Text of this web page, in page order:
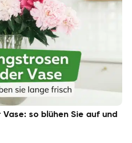
so blühen Sie auf und